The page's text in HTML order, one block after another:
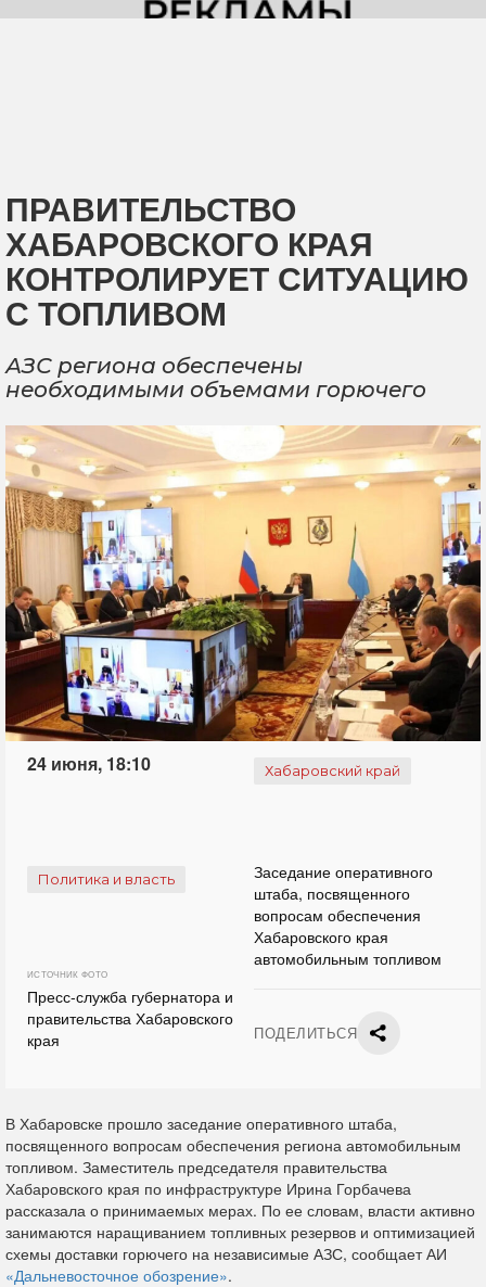
ПРАВИТЕЛЬСТВО
ХАБАРОВСКОГО КРАЯ
КОНТРОЛИРУЕТ СИТУАЦИЮ
С ТОПЛИВОМ
АЗС региона обеспечены
необходимыми объемами горючего
24 июня, 18:10 Хабаровский край
Политика и власть
Заседание оперативного
штаба, посвященного
вопросам обеспечения
Хабаровского края
автомобильным топливом
ИСТОЧНИК ФОТО
Пресс-служба губернатора и
правительства Хабаровского
края
ПОДЕЛИТЬСЯ
В Хабаровске прошло заседание оперативного штаба,
посвященного вопросам обеспечения региона автомобильным
топливом. Заместитель председателя правительства
Хабаровского края по инфраструктуре Ирина Горбачева
рассказала о принимаемых мерах. По ее словам, власти активно
занимаются наращиванием топливных резервов и оптимизацией
схемы доставки горючего на независимые АЗС, сообщает АИ
«Дальневосточное обозрение».